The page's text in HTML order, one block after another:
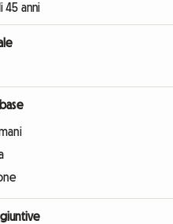
45 anni